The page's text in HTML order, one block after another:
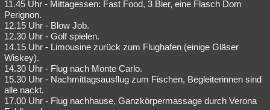
11.45 Uhr - Mittagessen: Fast Food, 3 Bier, eine Flasch Dom
Perignon.
12.15 Uhr - Blow Job.
12.30 Uhr - Golf spielen.
14.15 Uhr - Limousine zurück zum Flughafen (einige Gläser
Wiskey).
14.30 Uhr - Flug nach Monte Carlo.
15.30 Uhr - Nachmittagsausflug zum Fischen, Begleiterinnen sind
alle nackt.
17.00 Uhr - Flug nachhause, Ganzkörpermassage durch Verona